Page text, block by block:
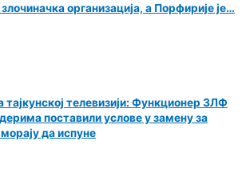
организација, а Порфирије је…
телевизији: Функционер ЗЛФ
поставили услове у замену за
да испуне